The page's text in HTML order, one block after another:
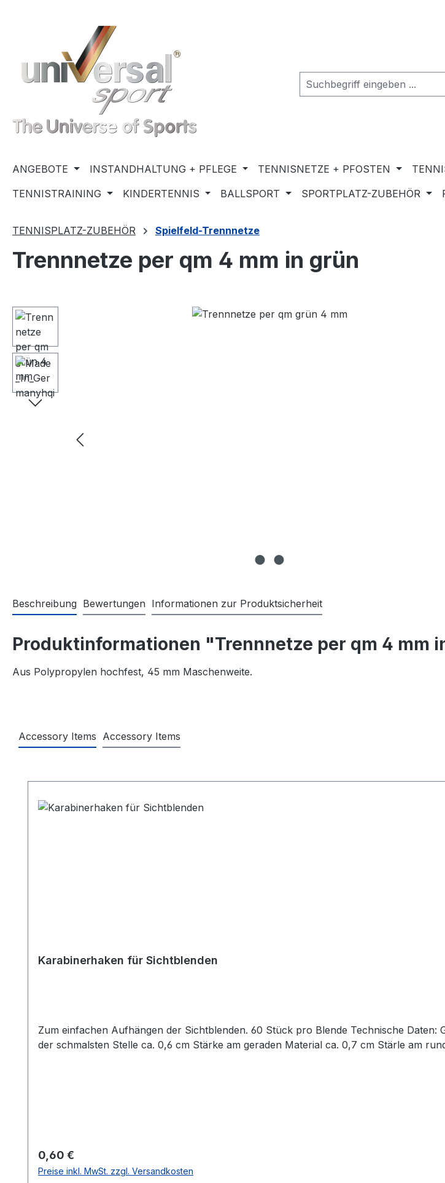
ANGEBOTE INSTANDHALTUNG + PFLEGE TENNISNETZE + PFOSTEN
TENNISTRAINING
KINDERTENNIS BALLSPORT SPORTPLATZ-ZUBEHÖR
TENNISPLATZ-ZUBEHÖR Spielfeld-Trennnetze
Trennnetze per qm 4 mm in grün
Bildergalerie überspringen
Beschreibung Bewertungen Informationen zur Produktsicherheit
Produktinformationen "Trennnetze per qm 4 mm
Aus Polypropylen hochfest, 45 mm Maschenweite.
Accessory Items Accessory Items
Karabinerhaken für Sichtblenden
Zum einfachen Aufhängen der Sichtblenden. 60 Stück pro Blende Technische Daten: Gesamtlänge ca. 6 cm Breite an beiden breiten Enden ca. 1,2 cm Breite an
der schmalsten Stelle ca. 0,6 cm Stärke
Regulärer Preis:
0,60 €
Preise inkl. MwSt. zzgl. Versandkosten